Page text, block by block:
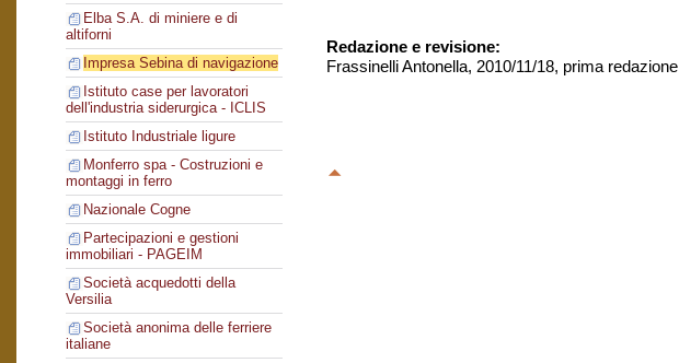
Elba S.A. di miniere e di
altiforni
Impresa Sebina di navigazione
Istituto case per lavoratori
dell'industria siderurgica - ICLIS
Istituto Industriale ligure
Monferro spa - Costruzioni e
montaggi in ferro
Nazionale Cogne
Partecipazioni e gestioni
immobiliari - PAGEIM
Società acquedotti della
Versilia
Società anonima delle ferriere
italiane
Redazione e revisione:
Frassinelli Antonella, 2010/11/18, prima redazione